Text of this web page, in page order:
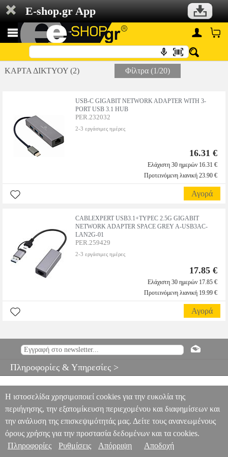
E-shop.gr App
ΚΑΡΤΑ ΔΙΚΤΥΟΥ (2) Φίλτρα (1/20)
USB-C GIGABIT NETWORK ADAPTER WITH 3-
PORT USB 3.1 HUB
PER.232032
2-3 εργάσιμες ημέρες
16.31 €
Ελάχιστη 30 ημερών 16.31 €
Προτεινόμενη λιανική 23.90 €
Αγορά
CABLEXPERT USB3.1+TYPEC 2.5G GIGABIT
NETWORK ADAPTER SPACE GREY A-USB3AC-
LAN2G-01
PER.259429
2-3 εργάσιμες ημέρες
17.85 €
Ελάχιστη 30 ημερών 17.85 €
Προτεινόμενη λιανική 19.99 €
Αγορά
Πληροφορίες & Υπηρεσίες >
Η ιστοσελίδα χρησιμοποιεί cookies για την ευκολία της
περιήγησης, την εξατομίκευση περιεχομένου και διαφημίσεων και
την ανάλυση της επισκεψιμότητάς μας. Δείτε τους ανανεωμένους
όρους χρήσης για την προστασία δεδομένων και τα cookies.
Πληροφορίες
Ρυθμίσεις Απόρριψη Αποδοχή